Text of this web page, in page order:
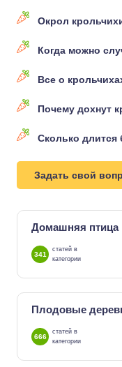
Окрол
Когда можно
Все о
Почему дохнут
Сколько длится
Задать свой
Домашняя птица
341
статей в
категории
Плодовые
666
статей в
категории